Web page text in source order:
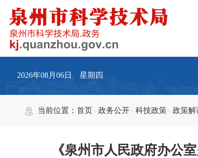
2026年08月06日 星期四
当前位置：首页 政务公开 科技政策 政策解
《泉州市人民政府办公